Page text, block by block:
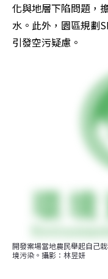
化與地層下陷問題，
水。此外，園區規劃
引發空污疑慮。
開發案場當地農民舉起自己
境污染。攝影：林昱妍